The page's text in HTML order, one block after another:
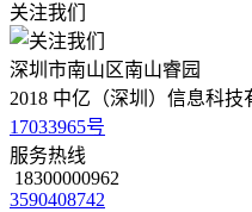
关注我们
深圳市南山区南山睿园
2018 中亿（深圳）信息
17033965号
服务热线
18300000962
3590408742